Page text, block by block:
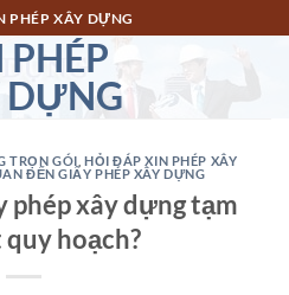
PHÉP XÂY DỰNG
DỰNG
TRỌN GÓI HỎI ĐÁP XIN PHÉP XÂY
ĐẾN GIẤY PHÉP XÂY DỰNG
phép xây dựng tạm
hoạch?